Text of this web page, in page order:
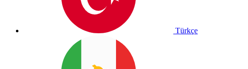
Türkçe